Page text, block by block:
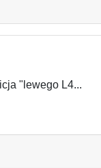
"lewego L4...